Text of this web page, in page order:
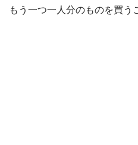
もう一つ一人分のものを買う